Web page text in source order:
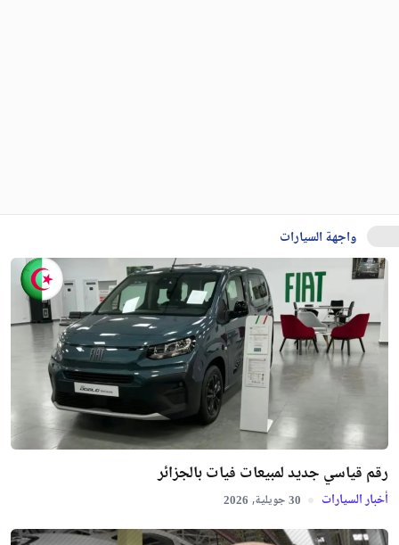
واجهة السيارات
رقم قياسي جديد لمبيعات فيات بالجزائر
أخبار السيارات 30 جويلية, 2026